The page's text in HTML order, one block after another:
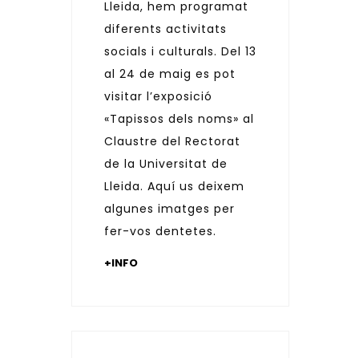
Lleida, hem programat
diferents activitats
socials i culturals. Del 13
al 24 de maig es pot
visitar l’exposició
«Tapissos dels noms» al
Claustre del Rectorat
de la Universitat de
Lleida. Aquí us deixem
algunes imatges per
fer-vos dentetes.
+INFO